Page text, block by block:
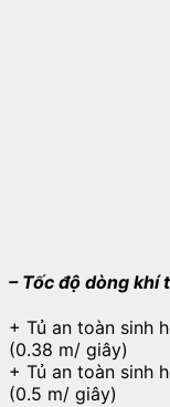
– Tốc độ dòng khí
+ Tủ an toàn sinh
(0.38 m/ giây)
+ Tủ an toàn sinh
(0.5 m/ giây)